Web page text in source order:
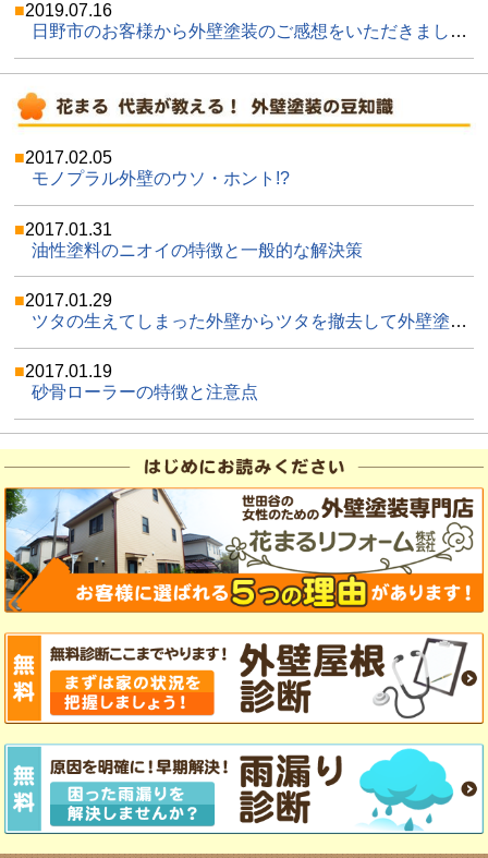
2019.07.16
日野市のお客様から外壁塗装のご感想をいただきました(*^_^*)！お子様達からもかわいいご感想♪
2017.02.05
モノプラル外壁のウソ・ホント!?
2017.01.31
油性塗料のニオイの特徴と一般的な解決策
2017.01.29
ツタの生えてしまった外壁からツタを撤去して外壁塗装をする手順
2017.01.19
砂骨ローラーの特徴と注意点